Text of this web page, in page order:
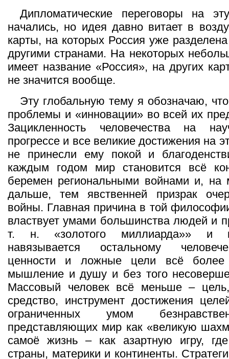
Дипломатические переговоры на
начались, но идея давно витает в
карты, на которых Россия уже
другими странами. На некоторых
имеет название «Россия», на других
не значится вообще.
Эту глобальную тему я обозначаю,
проблемы и «инновации» во всей их
Зацикленность человечества на
прогрессе и все великие достижения на
не принесли ему покой и
каждым годом мир становится всё
беремен региональными войнами и, на
дальше, тем явственней призрак
войны. Главная причина в той
властвует умами большинства людей и
т. н. «золотого миллиарда»» и
навязывается остальному
ценности и ложные цели всё более
мышление и душу и без того
Массовый человек всё меньше –
средство, инструмент достижения
ограниченных умом
представляющих мир как «великую
самоё жизнь – как азартную игру,
страны, материки и континенты.